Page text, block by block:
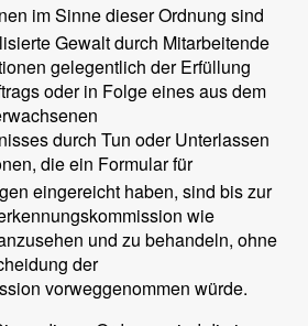
im Sinne dieser Ordnung sind
Gewalt durch Mitarbeitende
gelegentlich der Erfüllung
oder in Folge eines aus dem
durch Tun oder Unterlassen
die ein Formular für
eingereicht haben, sind bis zur
wie
und zu behandeln, ohne
der
vorweggenommen würde.